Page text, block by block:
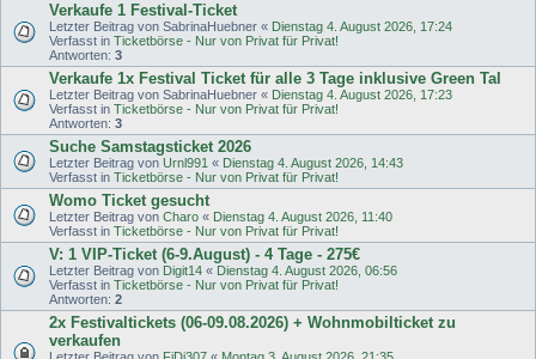
Verkaufe 1 Festival-Ticket
Letzter Beitrag von SabrinaHuebner « Dienstag 4. August 2026, 17:24
Verfasst in Ticketbörse - Nur von Privat für Privat!
Antworten: 3
Verkaufe 1x Festival Ticket für alle 3 Tage inklusive Green Tal
Letzter Beitrag von SabrinaHuebner « Dienstag 4. August 2026, 17:23
Verfasst in Ticketbörse - Nur von Privat für Privat!
Antworten: 3
Suche Samstagsticket 2026
Letzter Beitrag von Urnl991 « Dienstag 4. August 2026, 14:43
Verfasst in Ticketbörse - Nur von Privat für Privat!
Womo Ticket gesucht
Letzter Beitrag von Charo « Dienstag 4. August 2026, 11:40
Verfasst in Ticketbörse - Nur von Privat für Privat!
V: 1 VIP-Ticket (6-9.August) - 4 Tage - 275€
Letzter Beitrag von Digit14 « Dienstag 4. August 2026, 06:56
Verfasst in Ticketbörse - Nur von Privat für Privat!
Antworten: 2
2x Festivaltickets (06-09.08.2026) + Wohnmobilticket zu
verkaufen